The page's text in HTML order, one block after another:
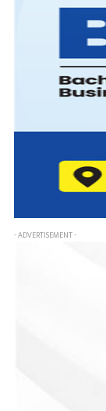
- ADVERTISEMENT -